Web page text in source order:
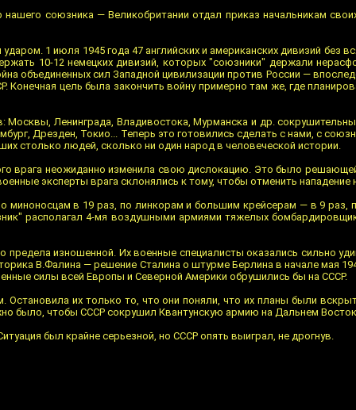
союзника — Великобритании отдал приказ начальникам
1 июля 1945 года 47 английских и американских дивизий
10-12 немецких дивизий, которых "союзники" держали
объединенных сил Западной цивилизации против России —
цель была закончить войну примерно там же, где
Ленинграда, Владивостока, Мурманска и др.
Дрезден, Токио... Теперь это готовились сделать с нами, с
столько людей, сколько ни один народ в человеческой истории.
врага неожиданно изменила свою дислокацию. Это было
эксперты врага склонялись к тому, чтобы отменить нападение
в 19 раз, по линкорам и большим крейсерам — в 9
располагал 4-мя воздушными армиями тяжелых
изношенной. Их военные специалисты оказались сильно
В.Фалина — решение Сталина о штурме Берлина в начале мая
силы всей Европы и Северной Америки обрушились бы на СССР.
их только то, что они поняли, что их планы были
было, чтобы СССР сокрушил Квантунскую армию на Дальнем
был крайне серьезной, но СССР опять выиграл, не дрогнув.